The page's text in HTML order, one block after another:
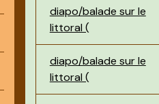
diapo/balade sur le
littoral (
diapo/balade sur le
littoral (